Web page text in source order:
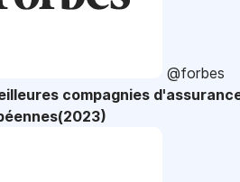
@forbes
compagnies